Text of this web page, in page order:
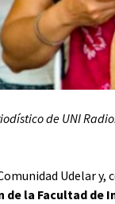
de UNI
Udelar
de la Facultad de